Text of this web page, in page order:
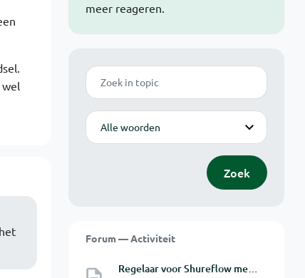
meer reageren.
Zoek
Modus
Zoek
Forum — Activiteit
Regelaar voor Shureflow membraanpomp